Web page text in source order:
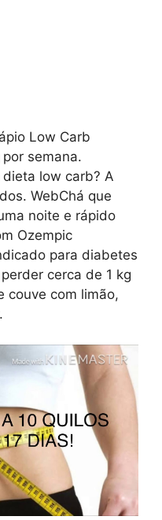
Low Carb
semana.
low carb? A
WebChá que
noite e rápido
Ozempic
para diabetes
cerca de 1 kg
couve com limão,